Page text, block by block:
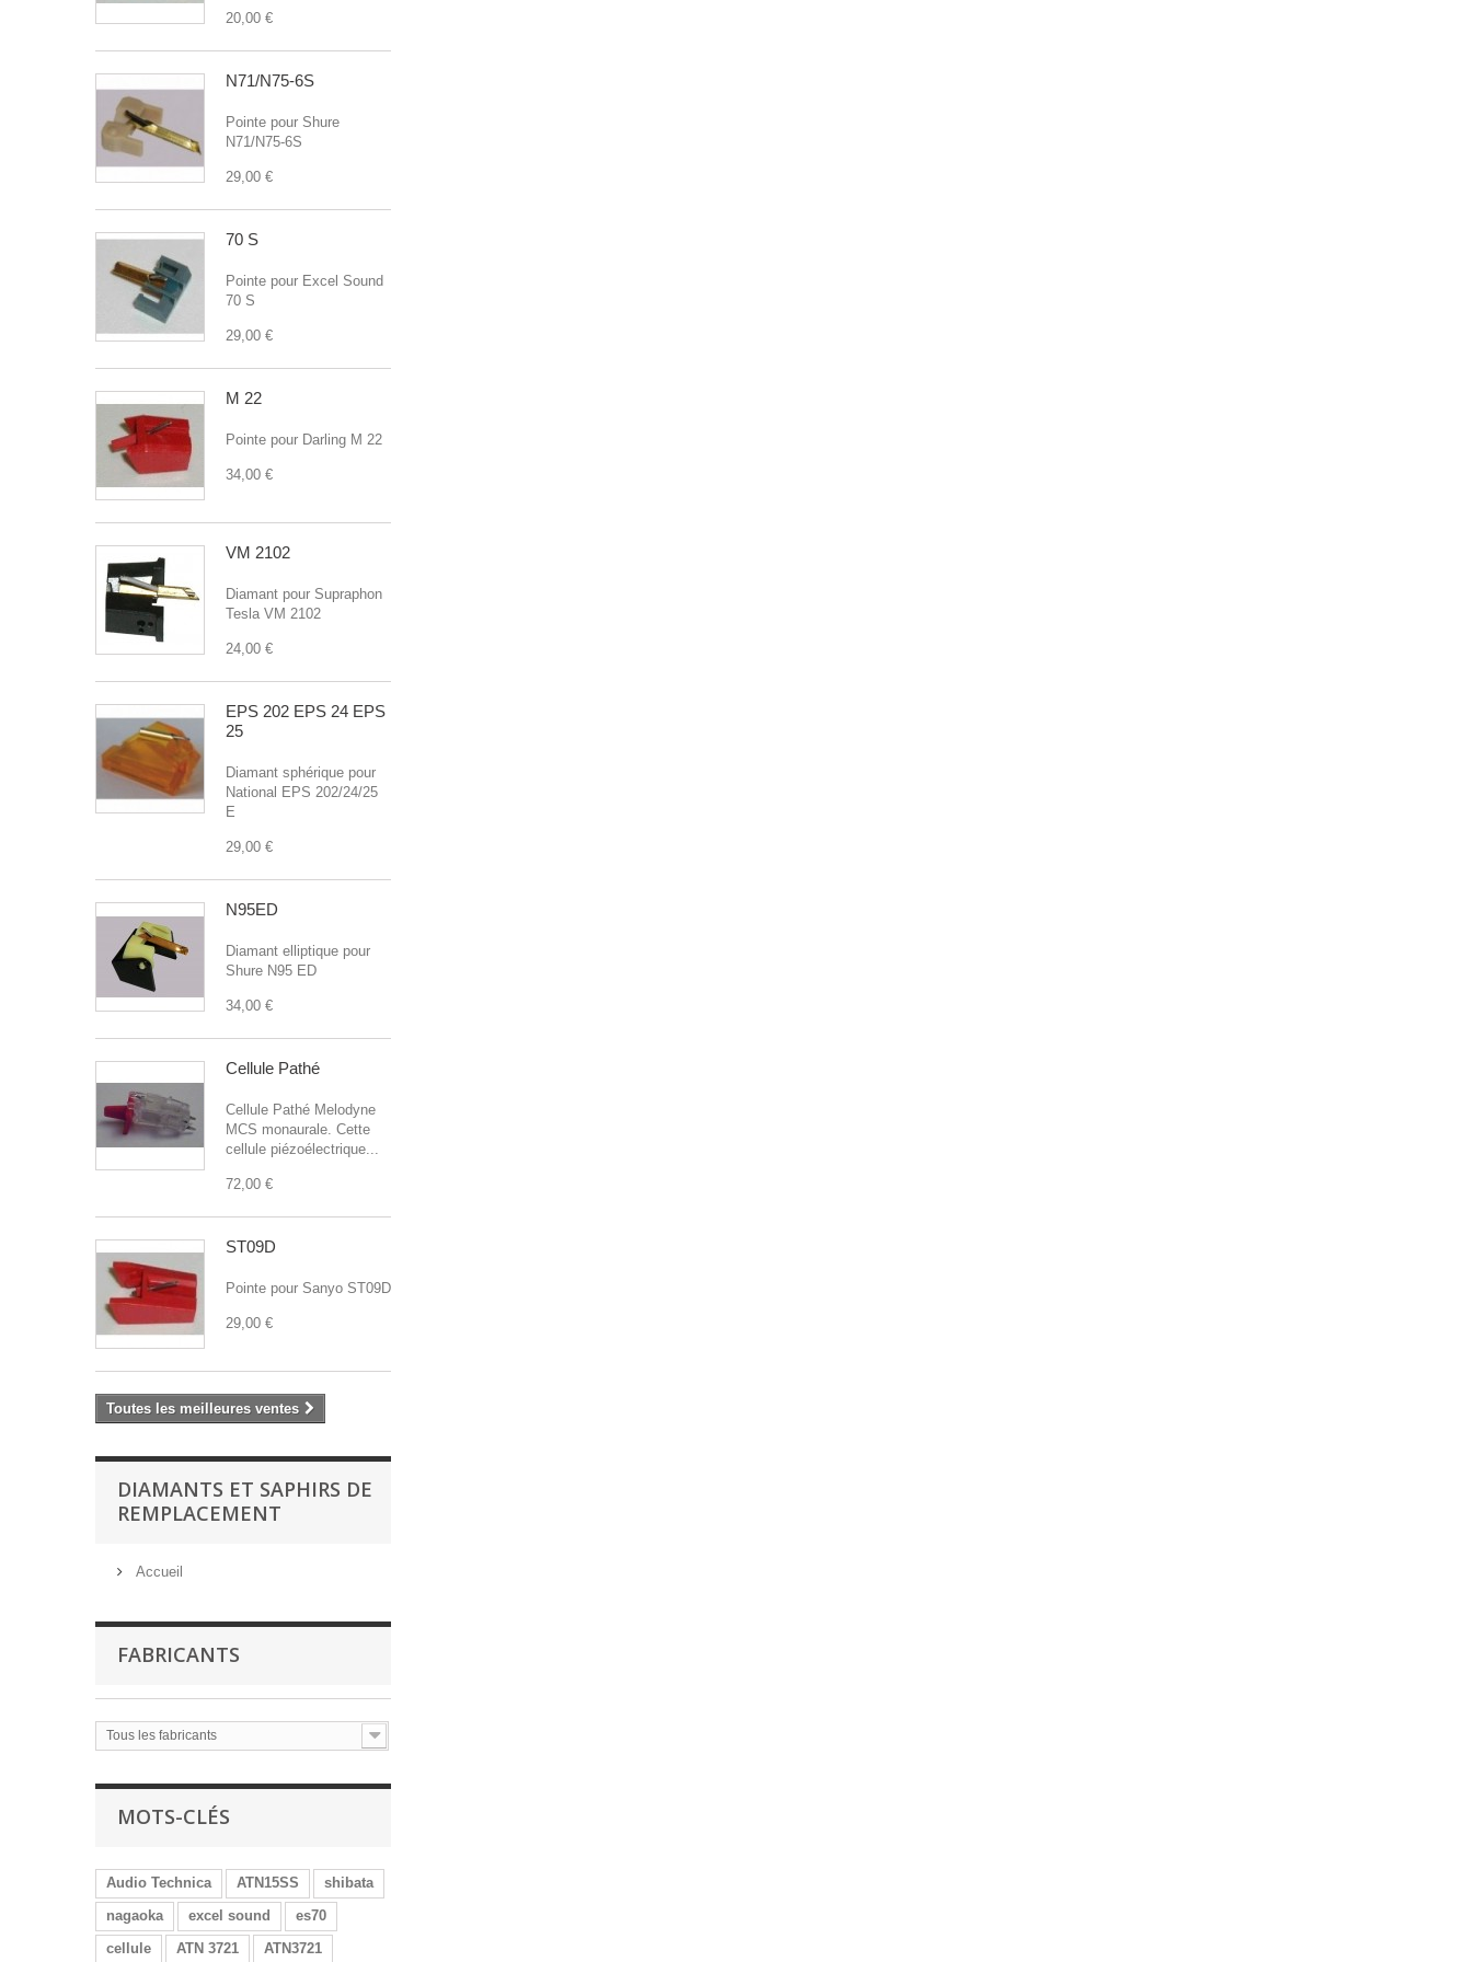
20,00 €
N71/N75-6S
Pointe pour Shure
N71/N75-6S
29,00 €
70 S
Pointe pour Excel Sound
70 S
29,00 €
M 22
Pointe pour Darling M 22
34,00 €
VM 2102
Diamant pour Supraphon
Tesla VM 2102
24,00 €
EPS 202 EPS 24 EPS
25
Diamant sphérique pour
National EPS 202/24/25
E
29,00 €
N95ED
Diamant elliptique pour
Shure N95 ED
34,00 €
Cellule Pathé
Cellule Pathé Melodyne
MCS monaurale. Cette
cellule piézoélectrique...
72,00 €
ST09D
Pointe pour Sanyo ST09D
29,00 €
Toutes les meilleures ventes
DIAMANTS ET SAPHIRS DE
REMPLACEMENT
Accueil
FABRICANTS
Tous les fabricants
MOTS-CLÉS
Audio Technica ATN15SS
shibata
nagaoka
excel sound
es70
cellule
ATN 3721 ATN3721